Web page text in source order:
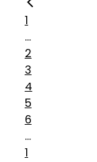
1
...
2
3
4
5
6
...
1